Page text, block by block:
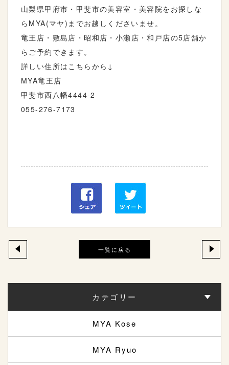
山梨県甲府市・甲斐市の美容室・美容院をお探しな
ら MYA(マヤ) までお越しくださいませ。
竜王店・敷島店・昭和店・小瀬店・和戸店の5店舗か
らご予約できます。
詳しい住所はこちらから ↓
MYA竜王店
甲斐市西八幡4444-2
055-276-7173
一覧に戻る
カテゴリー
MYA Kose
MYA Ryuo